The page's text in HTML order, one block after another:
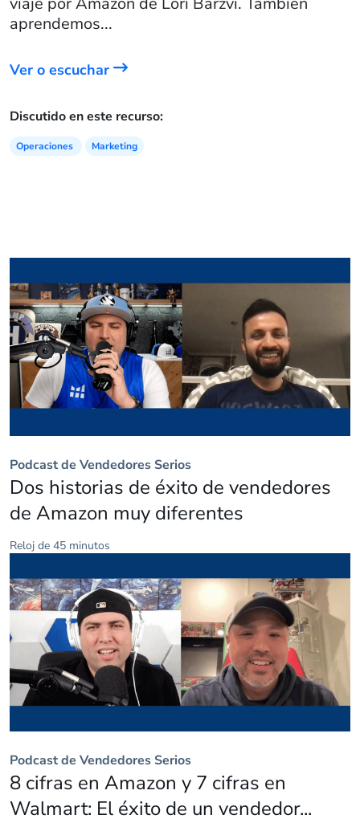
aprendemos...
Ver o escuchar
Discutido en este recurso:
Operaciones Marketing
Podcast de Vendedores Serios
Dos historias de éxito de vendedores
de Amazon muy diferentes
Reloj de 45 minutos
Podcast de Vendedores Serios
8 cifras en Amazon y 7 cifras en
Walmart: El éxito de un vendedor...